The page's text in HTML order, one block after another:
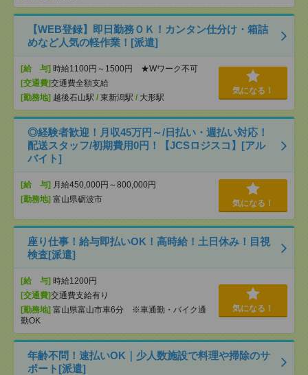
【WEB登録】即日勤務ＯＫ！カンタン仕分け・箱詰
めなど人気の軽作業！[派遣]
[給 与] 時給1100円～1500円 ★Wワーク不可
[交通費]交通費全額支給
[勤務地] 越後石山駅 / 東新潟駅 / 大形駅
気になる！
◎経験者歓迎！月収45万円～/日払い・週払い対応！
配送スタッフ/初期費用0円！【JCSロジスコ】[アル
バイト]
[給 与] 月給450,000円～800,000円
[勤務地] 富山県砺波市 気になる！
座り仕事！給与即払いOK！高時給！土日休み！目視
検査[派遣]
[給 与] 時給1200円
[交通費]交通費支給有り
[勤務地] 富山県富山市車6分 ※車通勤・バイク通
勤OK
気になる！
年齢不問！速払いOK｜少人数施設で料理や掃除のサ
ポート[派遣]